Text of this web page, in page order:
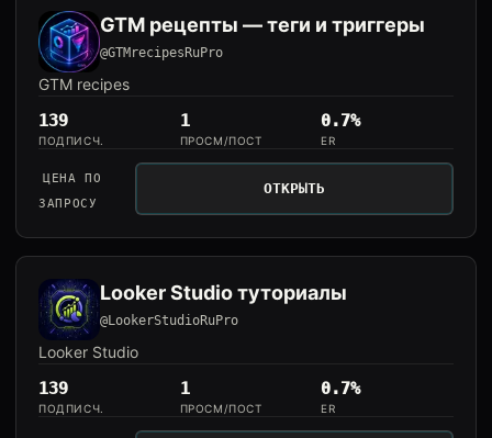
GTM рецепты — теги и триггеры
@GTMrecipesRuPro
GTM recipes
139
ПОДПИСЧ.
1
ПРОСМ/ПОСТ
0.7%
ER
ЦЕНА ПО
ЗАПРОСУ
ОТКРЫТЬ
Looker Studio туториалы
@LookerStudioRuPro
Looker Studio
139
ПОДПИСЧ.
1
ПРОСМ/ПОСТ
0.7%
ER